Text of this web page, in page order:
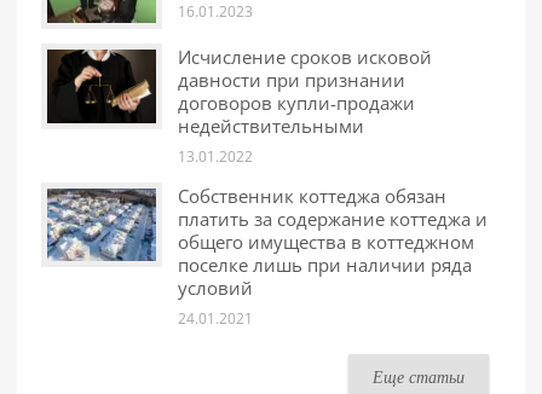
16.01.2023
Исчисление сроков исковой
давности при признании
договоров купли-продажи
недействительными
13.01.2022
Собственник коттеджа обязан
платить за содержание коттеджа и
общего имущества в коттеджном
поселке лишь при наличии ряда
условий
24.01.2021
Еще статьи